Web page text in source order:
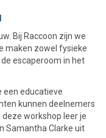
Bij Raccoon zijn we
maken zowel fysieke
escaperoom in het
een educatieve
kunnen deelnemers
workshop leer je
Samantha Clarke uit